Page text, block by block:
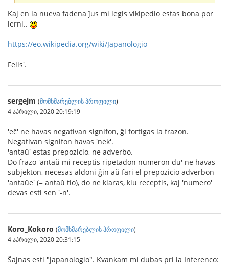
Kaj en la nueva fadena ĵus mi legis vikipedio estas bona por
lerni..
https://eo.wikipedia.org/wiki/Japanologio
Felis'.
sergejm (მომხმარებლის პროფილი)
4 აპრილი, 2020 20:19:19
'eĉ' ne havas negativan signifon, ĝi fortigas la frazon.
Negativan signifon havas 'nek'.
'antaŭ' estas prepozicio, ne adverbo.
Do frazo 'antaŭ mi receptis ripetadon numeron du' ne havas
subjekton, necesas aldoni ĝin aŭ fari el prepozicio adverbon
'antaŭe' (= antaŭ tio), do ne klaras, kiu receptis, kaj 'numero'
devas esti sen '-n'.
Koro_Kokoro (მომხმარებლის პროფილი)
4 აპრილი, 2020 20:31:15
Ŝajnas esti "japanologio". Kvankam mi dubas pri la Inferenco: